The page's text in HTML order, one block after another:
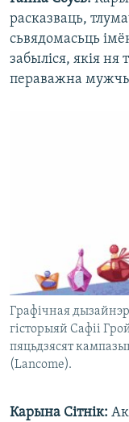
расказваць,
сьвядомасьць
забыліся, якія ня
пераважна
Графічная
гісторыяй Сафіі
пяцьдзясят
(Lancome).
Карына Сітнік: